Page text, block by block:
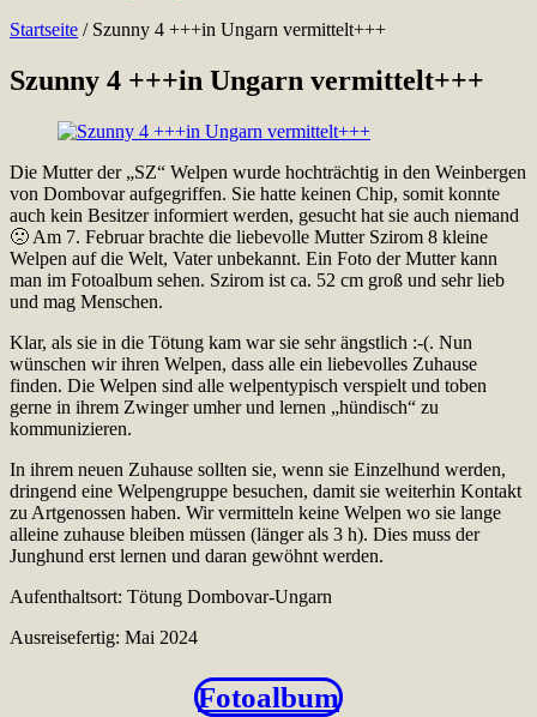
Startseite / Szunny 4 +++in Ungarn vermittelt+++
Szunny 4 +++in Ungarn vermittelt+++
Die Mutter der „SZ“ Welpen wurde hochträchtig in den Weinbergen
von Dombovar aufgegriffen. Sie hatte keinen Chip, somit konnte
auch kein Besitzer informiert werden, gesucht hat sie auch niemand
🙁 Am 7. Februar brachte die liebevolle Mutter Szirom 8 kleine
Welpen auf die Welt, Vater unbekannt. Ein Foto der Mutter kann
man im Fotoalbum sehen. Szirom ist ca. 52 cm groß und sehr lieb
und mag Menschen.
Klar, als sie in die Tötung kam war sie sehr ängstlich :-(. Nun
wünschen wir ihren Welpen, dass alle ein liebevolles Zuhause
finden. Die Welpen sind alle welpentypisch verspielt und toben
gerne in ihrem Zwinger umher und lernen „hündisch“ zu
kommunizieren.
In ihrem neuen Zuhause sollten sie, wenn sie Einzelhund werden,
dringend eine Welpengruppe besuchen, damit sie weiterhin Kontakt
zu Artgenossen haben. Wir vermitteln keine Welpen wo sie lange
alleine zuhause bleiben müssen (länger als 3 h). Dies muss der
Junghund erst lernen und daran gewöhnt werden.
Aufenthaltsort: Tötung Dombovar-Ungarn
Ausreisefertig: Mai 2024
Fotoalbum